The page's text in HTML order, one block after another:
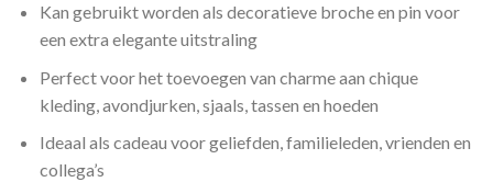
Kan gebruikt worden als decoratieve broche en pin voor
een extra elegante uitstraling
Perfect voor het toevoegen van charme aan chique
kleding, avondjurken, sjaals, tassen en hoeden
Ideaal als cadeau voor geliefden, familieleden, vrienden en
collega’s